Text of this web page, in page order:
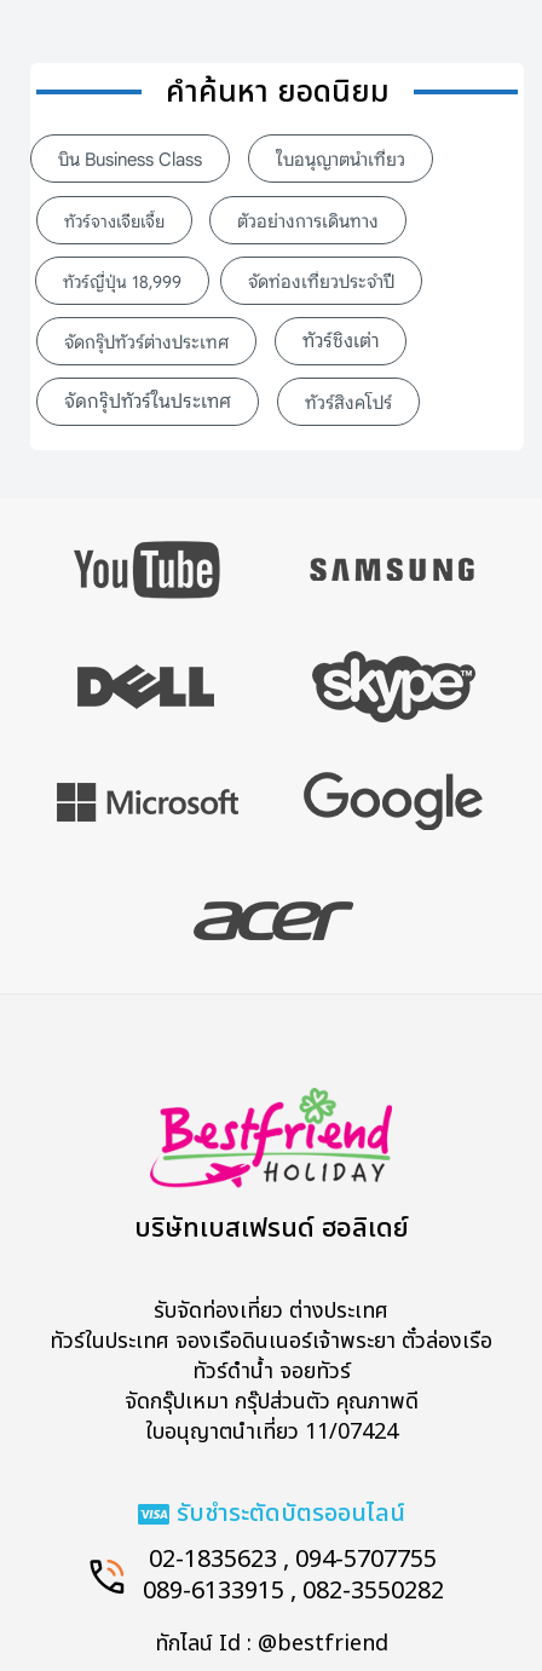
คำค้นหา ยอดนิยม
บิน Business Class ใบอนุญาตนำเที่ยว
ทัวร์จางเจียเจี้ย ตัวอย่างการเดินทาง
ทัวร์ญี่ปุ่น 18,999 จัดท่องเที่ยวประจำปี
จัดกรุ๊ปทัวร์ต่างประเทศ ทัวร์ชิงเต่า
จัดกรุ๊ปทัวร์ในประเทศ ทัวร์สิงคโปร์
บริษัทเบสเฟรนด์ ฮอลิเดย์
รับจัดท่องเที่ยว ต่างประเทศ
ทัวร์ในประเทศ จองเรือดินเนอร์เจ้าพระยา ตั๋วล่องเรือ
ทัวร์ดำน้ำ จอยทัวร์
จัดกรุ๊ปเหมา กรุ๊ปส่วนตัว คุณภาพดี
ใบอนุญาตนำเที่ยว 11/07424
รับชำระตัดบัตรออนไลน์
02-1835623 , 094-5707755
089-6133915 , 082-3550282
ทักไลน์ Id : @bestfriend